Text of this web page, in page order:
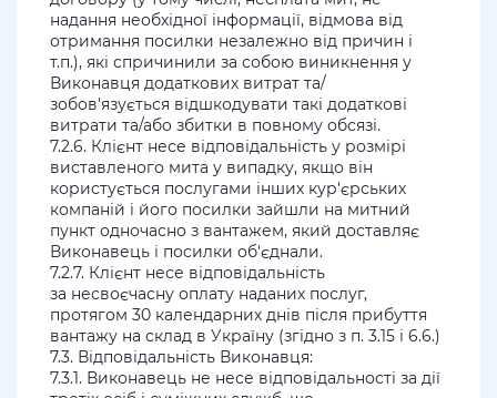
надання необхідної інформації, відмова від
отримання посилки незалежно від причин і
т.п.), які спричинили за собою виникнення у
Виконавця додаткових витрат та/
зобов'язується відшкодувати такі додаткові
витрати та/або збитки в повному обсязі.
7.2.6. Клієнт несе відповідальність у розмірі
виставленого мита у випадку, якщо він
користується послугами інших кур'єрських
компаній і його посилки зайшли на митний
пункт одночасно з вантажем, який доставляє
Виконавець і посилки об'єднали.
7.2.7. Клієнт несе відповідальність
за несвоєчасну оплату наданих послуг,
протягом 30 календарних днів після прибуття
вантажу на склад в Україну (згідно з п. 3.15 і 6.6.)
7.3. Відповідальність Виконавця:
7.3.1. Виконавець не несе відповідальності за дії